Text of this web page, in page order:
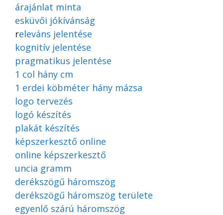
árajánlat minta
esküvői jókívánság
releváns jelentése
kognitív jelentése
pragmatikus jelentése
1 col hány cm
1 erdei köbméter hány mázsa
logo tervezés
logó készítés
plakát készítés
képszerkesztő online
online képszerkesztő
uncia gramm
derékszögű háromszög
derékszögű háromszög területe
egyenlő szárú háromszög